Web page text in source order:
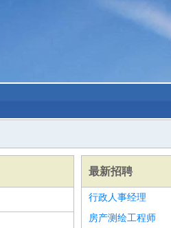
最新招聘
行政人事经理
房产测绘工程师